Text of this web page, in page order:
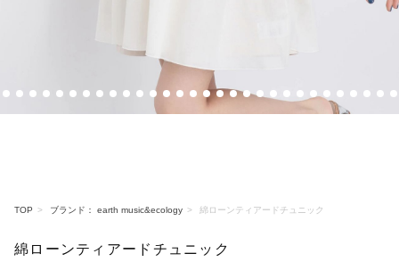
TOP ブランド： earth music&ecology 綿ローンティアードチュニック
綿ローンティアードチュニック
4 5 6 7 8 9 10 11 12 13 14 15 16 17 18 19 20 21 22 23 24 25 26 27 28 29 30 31 32 33